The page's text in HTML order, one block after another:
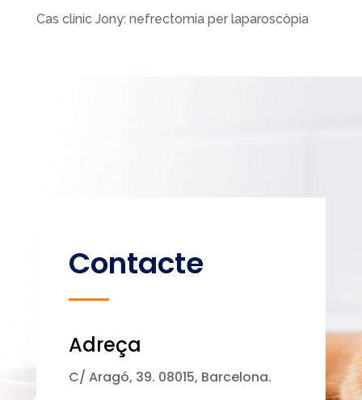
Cas clínic Jony: nefrectomia per laparoscòpia
Contacte
Adreça
C/ Aragó, 39. 08015, Barcelona.